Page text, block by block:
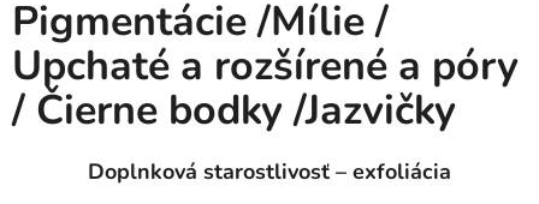
Pigmentácie /Mílie /
Upchaté a rozšírené a póry
/ Čierne bodky /Jazvičky
Doplnková starostlivosť – exfoliácia